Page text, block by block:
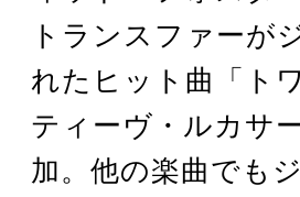
トランスファーが
れたヒット曲「ト
ティーヴ・ルカサ
加。他の楽曲でも